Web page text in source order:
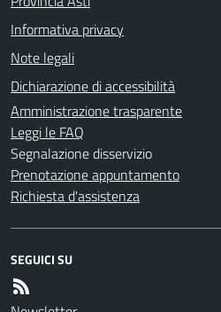
Informativa privacy
Note legali
Dichiarazione di accessibilità
Amministrazione trasparente
Leggi le FAQ
Segnalazione disservizio
Prenotazione appuntamento
Richiesta d'assistenza
SEGUICI SU